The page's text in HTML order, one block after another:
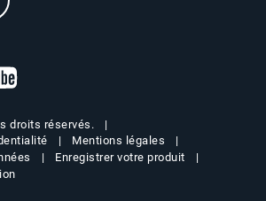
droits réservés.
Mentions légales
Enregistrer votre produit